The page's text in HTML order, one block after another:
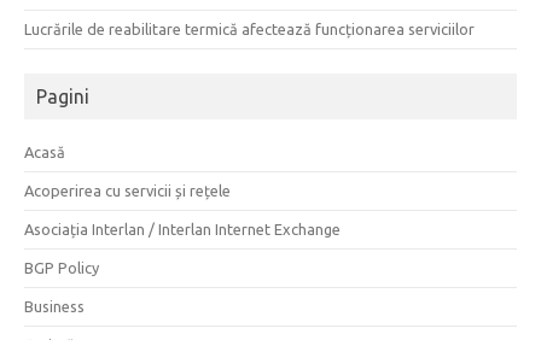
Lucrările de reabilitare termică afectează funcționarea serviciilor
Pagini
Acasă
Acoperirea cu servicii și rețele
Asociația Interlan / Interlan Internet Exchange
BGP Policy
Business